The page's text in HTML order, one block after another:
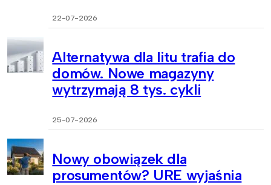
22-07-2026
Alternatywa dla litu trafia do
domów. Nowe magazyny
wytrzymają 8 tys. cykli
25-07-2026
Nowy obowiązek dla
prosumentów? URE wyjaśnia